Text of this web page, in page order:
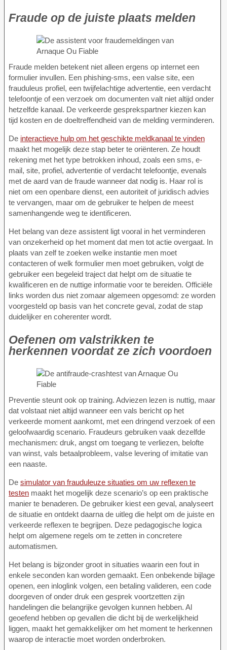
Fraude op de juiste plaats melden
Fraude melden betekent niet alleen ergens op internet een
formulier invullen. Een phishing-sms, een valse site, een
frauduleus profiel, een twijfelachtige advertentie, een verdacht
telefoontje of een verzoek om documenten valt niet altijd onder
hetzelfde kanaal. De verkeerde gesprekspartner kiezen kan
tijd kosten en de doeltreffendheid van de melding verminderen.
De interactieve hulp om het geschikte meldkanaal te vinden
maakt het mogelijk deze stap beter te oriënteren. Ze houdt
rekening met het type betrokken inhoud, zoals een sms, e-
mail, site, profiel, advertentie of verdacht telefoontje, evenals
met de aard van de fraude wanneer dat nodig is. Haar rol is
niet om een openbare dienst, een autoriteit of juridisch advies
te vervangen, maar om de gebruiker te helpen de meest
samenhangende weg te identificeren.
Het belang van deze assistent ligt vooral in het verminderen
van onzekerheid op het moment dat men tot actie overgaat. In
plaats van zelf te zoeken welke instantie men moet
contacteren of welk formulier men moet gebruiken, volgt de
gebruiker een begeleid traject dat helpt om de situatie te
kwalificeren en de nuttige informatie voor te bereiden. Officiële
links worden dus niet zomaar algemeen opgesomd: ze worden
voorgesteld op basis van het concrete geval, zodat de stap
duidelijker en coherenter wordt.
Oefenen om valstrikken te
herkennen voordat ze zich voordoen
Preventie steunt ook op training. Adviezen lezen is nuttig, maar
dat volstaat niet altijd wanneer een vals bericht op het
verkeerde moment aankomt, met een dringend verzoek of een
geloofwaardig scenario. Fraudeurs gebruiken vaak dezelfde
mechanismen: druk, angst om toegang te verliezen, belofte
van winst, vals betaalprobleem, valse levering of imitatie van
een naaste.
De simulator van frauduleuze situaties om uw reflexen te
testen maakt het mogelijk deze scenario’s op een praktische
manier te benaderen. De gebruiker kiest een geval, analyseert
de situatie en ontdekt daarna de uitleg die helpt om de juiste en
verkeerde reflexen te begrijpen. Deze pedagogische logica
helpt om algemene regels om te zetten in concretere
automatismen.
Het belang is bijzonder groot in situaties waarin een fout in
enkele seconden kan worden gemaakt. Een onbekende bijlage
openen, een inloglink volgen, een betaling valideren, een code
doorgeven of onder druk een gesprek voortzetten zijn
handelingen die belangrijke gevolgen kunnen hebben. Al
geoefend hebben op gevallen die dicht bij de werkelijkheid
liggen, maakt het gemakkelijker om het moment te herkennen
waarop de interactie moet worden onderbroken.